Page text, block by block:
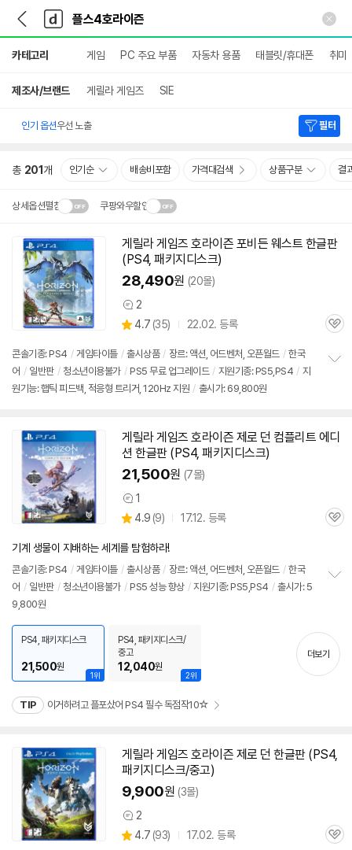
다
나
와
가
기
다
와
메
인
카테고리 게임 PC 주요 부품 자동차 용품 태블릿/휴대폰 취미
제조사/브랜드 게릴라 게임즈 SIE
인기 옵션우선 노출 필터
총 201 개 인기순 배송비포함 가격대검색 상품구분 결
상세옵션펼침 쿠팡와우할인
설치 환경·지역에 따라
배송·설치비가 달라집니다.닫
기
게릴라 게임즈 호라이즌 포비든 웨스트 한글판
(PS4, 패키지디스크)
28,490원 (20몰)
상
품
견
2
별
점
4.7 (상
리
뷰
35) 22.02. 등록
관
콘솔기종: PS4 / 게임타이틀 / 출시상품 / 장르: 액션, 어드벤처, 오픈월드 / 한국
어 / 일반판 / 청소년이용불가 / PS5 무료 업그레이드 / 지원기종: PS5,PS4 / 지
원기능: 햅틱 피드백, 적응형 트리거, 120Hz 지원 / 출시가: 69,800원
기
게릴라 게임즈 호라이즌 제로 던 컴플리트 에디
션 한글판 (PS4, 패키지디스크)
21,500원 (7몰)
상
품
견
1
별
점
4.9 (상
리
뷰
9) 17.12. 등록
관
기계 생물이 지배하는 세계를 탐험하라!
콘솔기종: PS4 / 게임타이틀 / 출시상품 / 장르: 액션, 어드벤처, 오픈월드 / 한국
어 / 일반판 / 청소년이용불가 / PS5 성능 향상 / 지원기종: PS5,PS4 / 출시가: 5
9,800원
기
1위
PS4, 패키지디스크
21,500원
2위
PS4, 패키지디스크/
중고
12,040원
더보기
TIP 이거하려고 플포샀어 PS4 필수 독점작10☆
게릴라 게임즈 호라이즌 제로 던 한글판 (PS4,
패키지디스크/중고)
9,900원 (3몰)
상
품
2
별
4.7 (상
93) 17.02. 등록
관